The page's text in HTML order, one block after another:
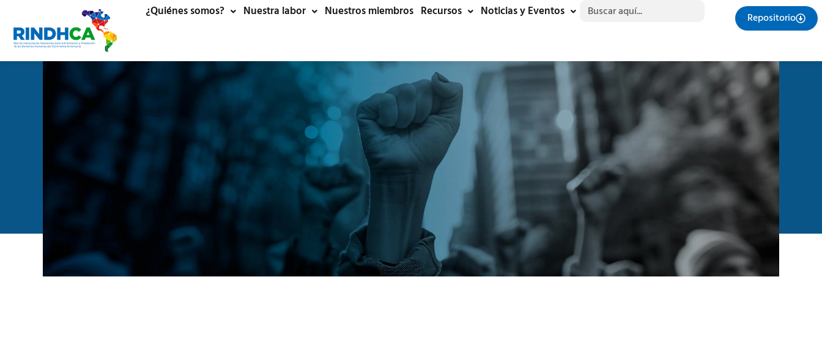
¿Quiénes somos? Nuestra labor Nuestros miembros Recursos Noticias y Eventos Buscar:
Repositorio